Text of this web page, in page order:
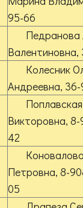
95-66
Колесник
Андреевна,
Викторовна,
42
Петровна, 8-
05